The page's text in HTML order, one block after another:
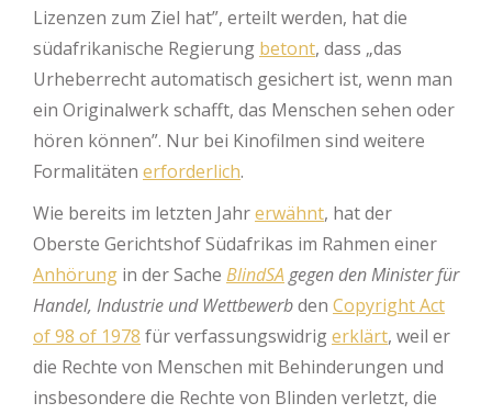
Lizenzen zum Ziel hat”, erteilt werden, hat die
südafrikanische Regierung betont, dass „das
Urheberrecht automatisch gesichert ist, wenn man
ein Originalwerk schafft, das Menschen sehen oder
hören können”. Nur bei Kinofilmen sind weitere
Formalitäten erforderlich.
Wie bereits im letzten Jahrerwähnt, hat der
Oberste Gerichtshof Südafrikas im Rahmen einer
Anhörung in der Sache BlindSA gegen den Minister für
Handel, Industrie und Wettbewerbden Copyright Act
of 98 of 1978 für verfassungswidrigerklärt, weil er
die Rechte von Menschen mit Behinderungen und
insbesondere die Rechte von Blinden verletzt, die